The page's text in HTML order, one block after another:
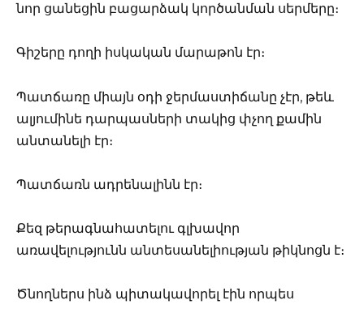
նոր ցանեցին բացարձակ կործանման սերմերը։
Գիշերը դողի իսկական մարաթոն էր։
Պատճառը միայն օդի ջերմաստիճանը չէր, թեև
ալյումինե դարպասների տակից փչող քամին
անտանելի էր։
Պատճառն ադրենալինն էր։
Քեզ թերագնահատելու գլխավոր
առավելությունն անտեսանելիության թիկնոցն է։
Ծնողներս ինձ պիտակավորել էին որպես